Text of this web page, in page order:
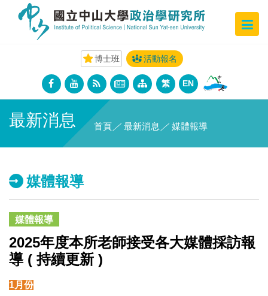
博士班 活動報名
繁 EN
最新消息 首頁 ／ 最新消息 ／ 媒體報導
媒體報導
媒體報導
2025年度本所老師接受各大媒體採訪報
導 ( 持續更新 )
1月份